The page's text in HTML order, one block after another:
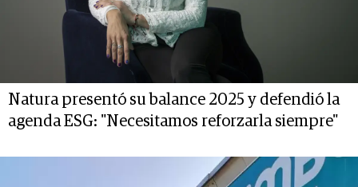
Natura presentó su balance 2025 y defendió la
agenda ESG: "Necesitamos reforzarla siempre"